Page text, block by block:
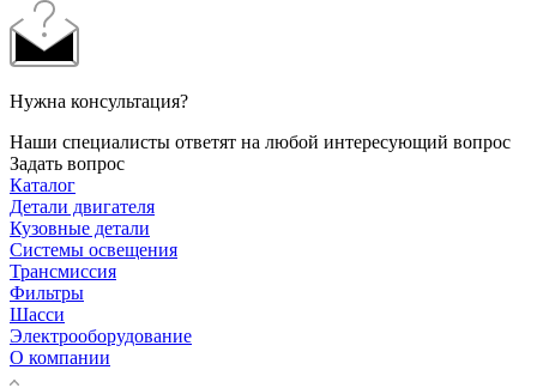
Нужна консультация?
Наши специалисты ответят на любой интересующий вопрос
Задать вопрос
Каталог
Детали двигателя
Кузовные детали
Системы освещения
Трансмиссия
Фильтры
Шасси
Электрооборудование
О компании